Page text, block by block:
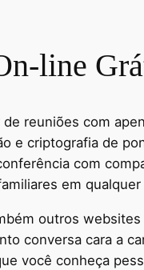
line
reuniões com
e criptografia de
com
em
outros
conversa cara a
você conheça